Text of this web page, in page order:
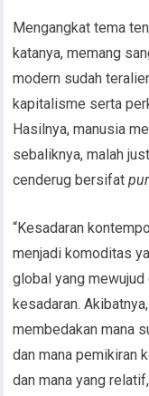
Mengangkat tema
katanya, memang
modern sudah
kapitalisme serta
Hasilnya, manusia
sebaliknya, malah
cenderug bersifat
“Kesadaran
menjadi komoditas
global yang
kesadaran.
membedakan mana
dan mana pemikiran
dan mana yang